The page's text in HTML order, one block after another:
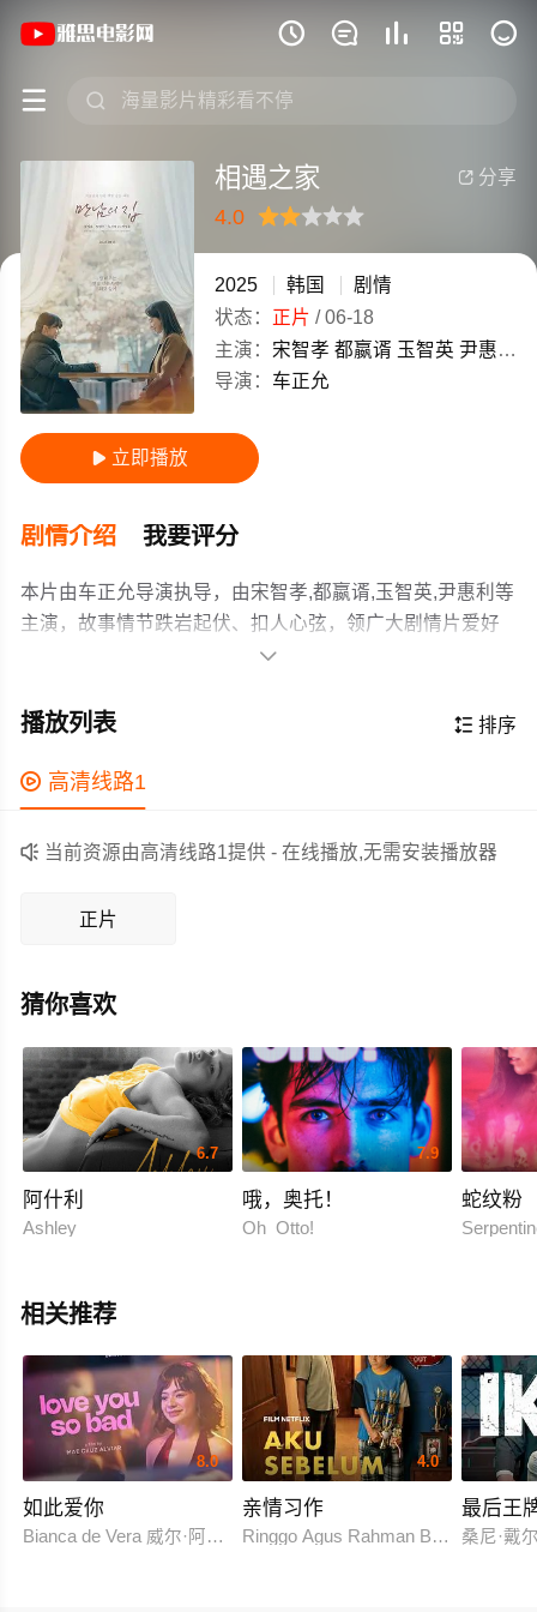
    
 
《相遇之家》(2025)韩国韩语高清电影
 分享
相遇之家
4.0
很差 推荐力荐
2025 韩国
剧情
状态： 正片 /06-18
主演： 宋智孝 都嬴谞 玉智英 尹惠利
导演： 车正允
 立即播放
剧情介绍 我要评分
本片由车正允导演执导，由宋智孝,都嬴谞,玉智英,尹惠利等
主演，故事情节跌岩起伏、扣人心弦，领广大剧情片爱好
英母亲的死讯，之后开始展开的故事。狱警在告别式场以
的生活带来了温暖的变化。
作为一部 上映的剧情电影，在当期同类题材影片中具有一
定的看点，在演员表现和剧情架构上也都有不错的亮点，
剧情紧凑，角色塑造鲜明，适合喜欢剧情类电影的观众观

 排序
播放列表
 高清线路1
 当前资源由高清线路1提供 - 在线播放,无需安装播放器
正片
猜你喜欢
6.7
阿什利
Ashley
7.9
哦，奥托！
Oh Otto!
蛇纹粉
相关推荐
8.0
如此爱你
Bianca de Vera 威尔·阿什利·德莱昂
4.0
亲情习作
Ringgo Agus Rahman Bima Sena
最后王
桑尼·戴